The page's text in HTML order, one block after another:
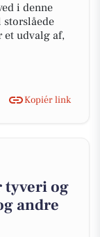
i denne
storslåede
et udvalg af,
Kopiér link
tyveri og
andre